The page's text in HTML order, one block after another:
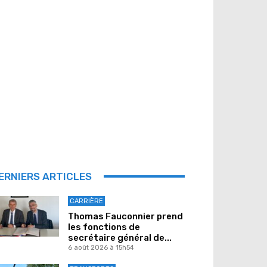
ARTICLES
CARRIÈRE
Thomas Fauconnier prend
les fonctions de
secrétaire général de...
6 août 2026 à 15h54